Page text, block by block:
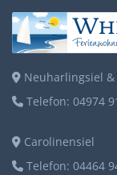
Neuharlingsiel
Telefon: 04974
Carolinensiel
Telefon: 04464